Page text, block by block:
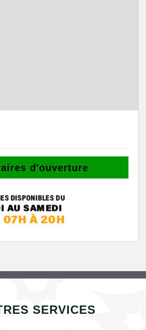
d'ouverture
SERVICES